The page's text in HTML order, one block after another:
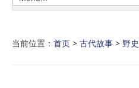
当前位置： 首页 > 古代故事 > 野